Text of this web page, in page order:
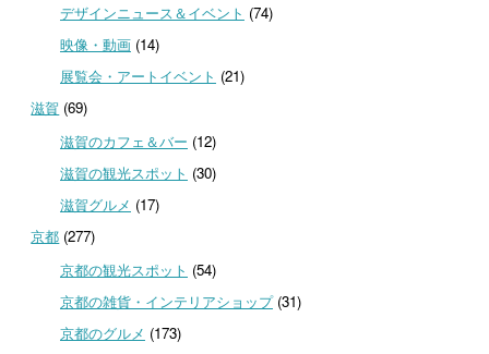
デザインニュース＆イベント (74)
映像・動画(14)
展覧会・アートイベント (21)
滋賀 (69)
滋賀のカフェ＆バー (12)
滋賀の観光スポット (30)
滋賀グルメ (17)
京都 (277)
京都の観光スポット (54)
京都の雑貨・インテリアショップ(31)
京都のグルメ (173)